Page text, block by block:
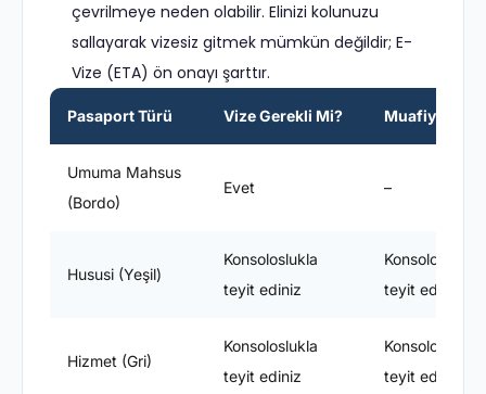
çevrilmeye neden olabilir. Elinizi kolunuzu
sallayarak vizesiz gitmek mümkün değildir; E-
Vize (ETA) ön onayı şarttır.
Pasaport Türü Vize Gerekli Mi? Muafiyet
Umuma Mahsus
(Bordo)
Evet –
Hususi (Yeşil)
Konsoloslukla
teyit ediniz
Konsoloslukla
teyit ediniz
Hizmet (Gri)
Konsoloslukla
teyit ediniz
Konsoloslukla
teyit ediniz